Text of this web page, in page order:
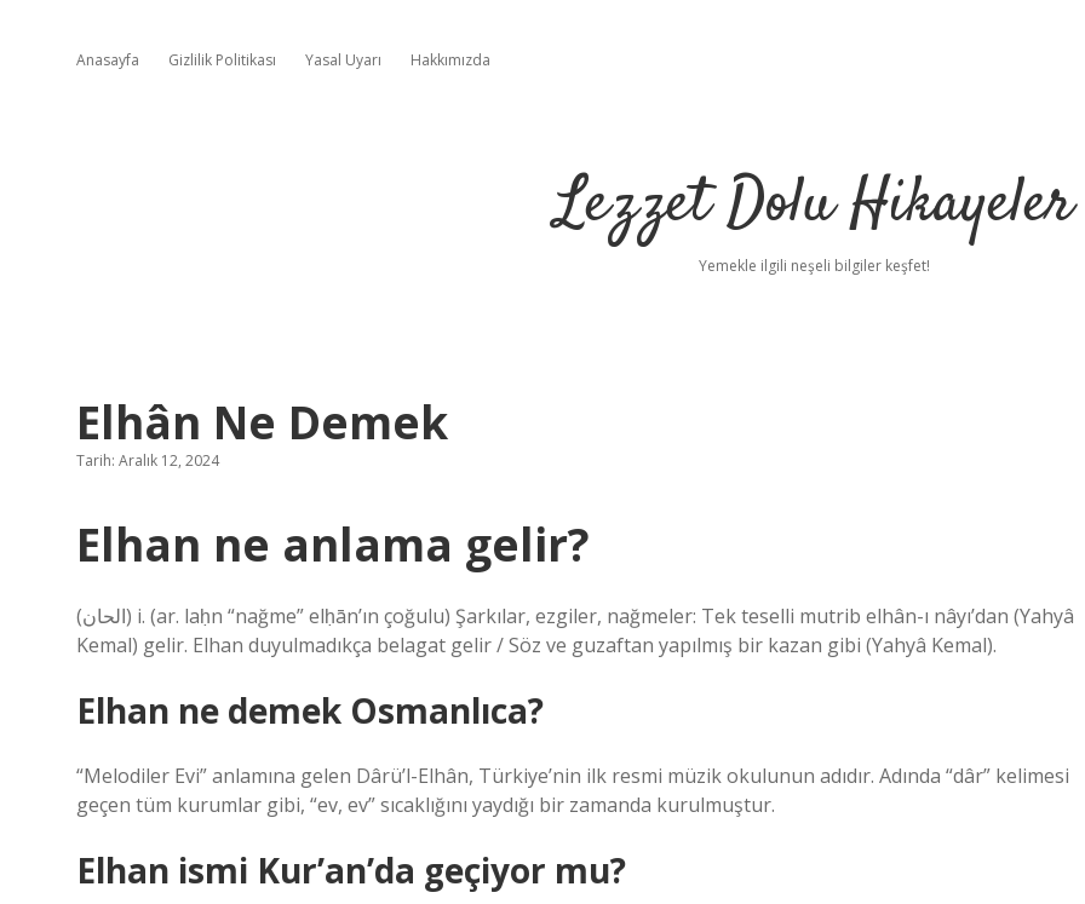
Anasayfa Gizlilik Politikası Yasal Uyarı Hakkımızda
Lezzet Dolu Hikayeler
Yemekle ilgili neşeli bilgiler keşfet!
Elhân Ne Demek
Tarih: Aralık 12, 2024
Elhan ne anlama gelir?
(ﺍﻟﺤﺎﻥ) i. (ar. laḥn “nağme” elḥān’ın çoğulu) Şarkılar, ezgiler, nağmeler: Tek teselli mutrib elhân-ı nâyı’dan (Yahyâ
Kemal) gelir. Elhan duyulmadıkça belagat gelir / Söz ve guzaftan yapılmış bir kazan gibi (Yahyâ Kemal).
Elhan ne demek Osmanlıca?
“Melodiler Evi” anlamına gelen Dârü’l-Elhân, Türkiye’nin ilk resmi müzik okulunun adıdır. Adında “dâr” kelimesi
geçen tüm kurumlar gibi, “ev, ev” sıcaklığını yaydığı bir zamanda kurulmuştur.
Elhan ismi Kur’an’da geçiyor mu?